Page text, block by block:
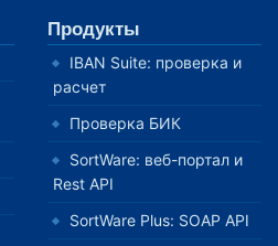
Продукты
IBAN Suite: проверка и
расчет
Проверка БИК
SortWare: веб-портал и
Rest API
SortWare Plus: SOAP API